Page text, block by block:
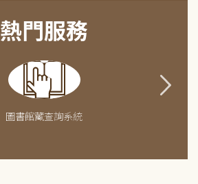
熱門服務
圖書館藏查詢系統